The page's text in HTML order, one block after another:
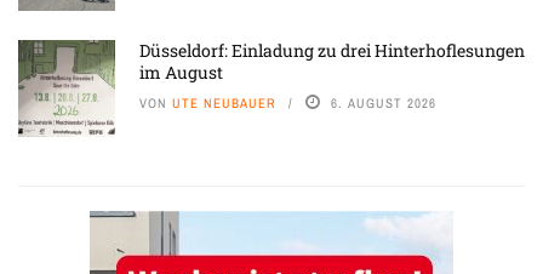
Düsseldorf: Einladung zu drei Hinterhoflesungen
im August
VON UTE NEUBAUER 6. AUGUST 2026